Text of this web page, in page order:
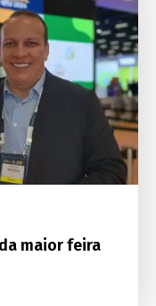
maior feira